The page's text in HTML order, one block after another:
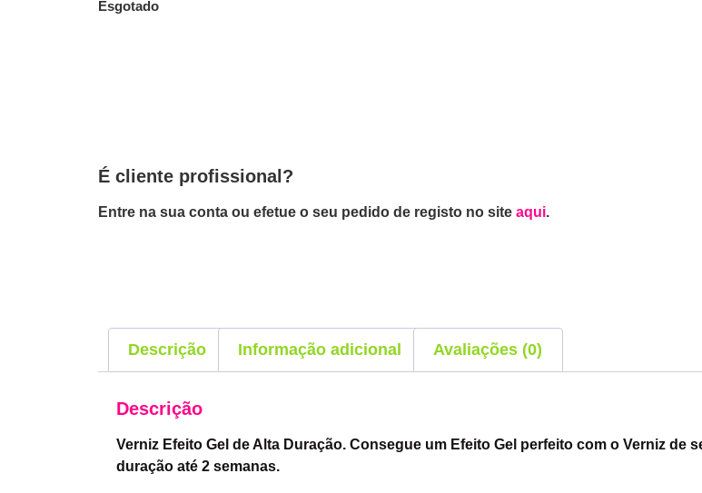
Esgotado
É cliente profissional?
Entre na sua conta ou efetue o seu pedido de registo no site aqui.
Descrição Informação adicional Avaliações (0)
Descrição
Verniz Efeito Gel de Alta Duração. Consegue um Efeito Gel perfeito com o Verniz de
duração até 2 semanas.